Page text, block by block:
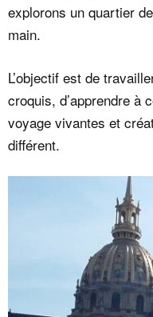
explorons un quartier
main.
L’objectif est de
croquis, d’apprendre à
voyage vivantes et
différent.